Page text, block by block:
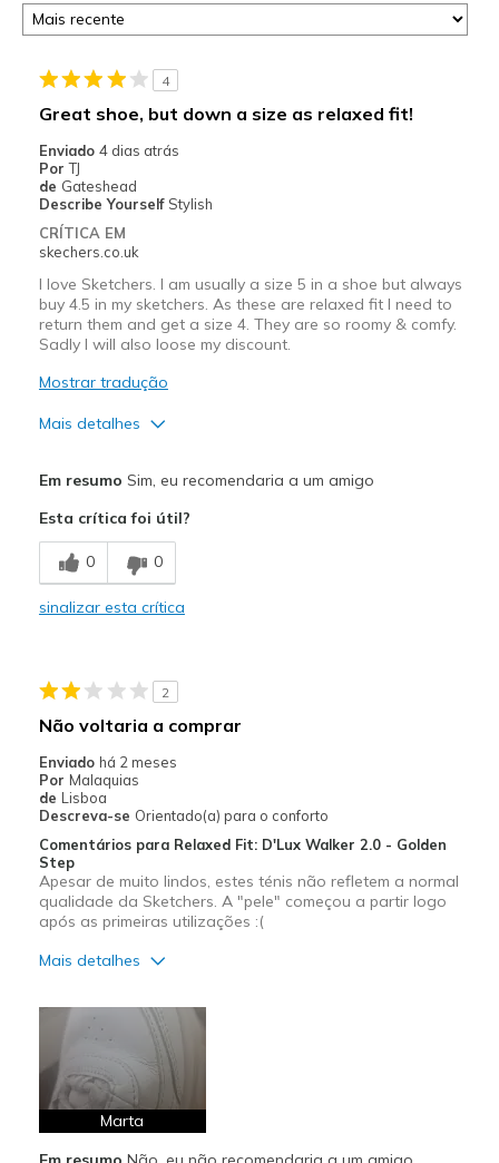
4
Great shoe, but down a size as relaxed fit!
Enviado 4 dias atrás
Por TJ
de Gateshead
Describe Yourself Stylish
CRÍTICA EM
skechers.co.uk
I love Sketchers. I am usually a size 5 in a shoe but always
buy 4.5 in my sketchers. As these are relaxed fit I need to
return them and get a size 4. They are so roomy & comfy.
Sadly I will also loose my discount.
Mostrar tradução
Mais detalhes
Breathe Well
Comfortable
Melhores utilizações
Going Out
Sizing
Feels full size too big
View On Shoes
Shoes are for Wearing
Em resumo Sim, eu recomendaria a um amigo
Esta crítica foi útil?
0 0
sinalizar esta crítica
2
Não voltaria a comprar
Enviado há 2 meses
Por Malaquias
de Lisboa
Descreva-se Orientado(a) para o conforto
Comentários para Relaxed Fit: D'Lux Walker 2.0 - Golden
Step
Apesar de muito lindos, estes ténis não refletem a normal
qualidade da Sketchers. A "pele" começou a partir logo
após as primeiras utilizações :(
Mais detalhes
Apoio adequado para o pé
Confortáveis
Design atraente
Marta